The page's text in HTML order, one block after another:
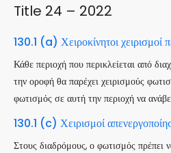
Title 24 – 2022
130.1 (a) Χειροκίνητοι χειρισμοί
Κάθε περιοχή που περικλείεται από
την οροφή θα παρέχει χειρισμούς
φωτισμός σε αυτή την περιοχή να
130.1 (c) Χειρισμοί
Στους διαδρόμους, ο φωτισμός πρέπει